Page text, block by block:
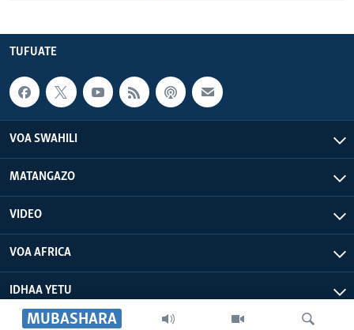
MUBASHARA
TUFUATE
VOA SWAHILI
MATANGAZO
VIDEO
VOA AFRICA
IDHAA YETU